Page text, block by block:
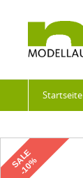
Startseite
SALE
-10%